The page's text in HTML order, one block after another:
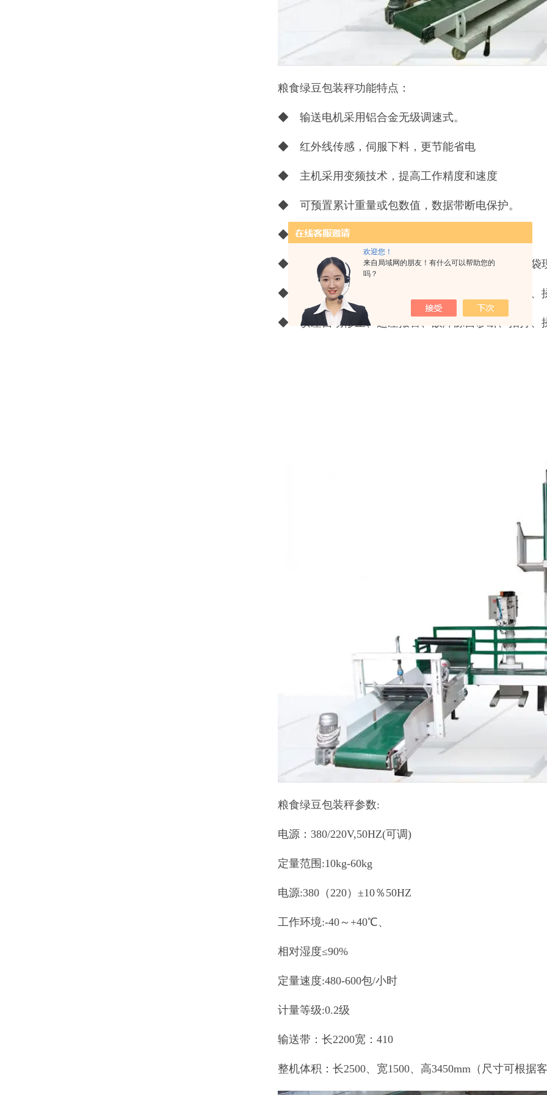
欢迎您！
来自局域网的朋友！有什么可以帮助您的
吗？
粮食绿豆包装秤功能特点：
◆ 输送电机采用铝合金无级调速式。
◆ 红外线传感，伺服下料，更节能省电
◆ 主机采用变频技术，提高工作精度和速度
◆ 可预置累计重量或包数值，数据带断电保护。
◆ 包装秤具有班产、日产、累计产量自动存储
◆ 解决同类产品电动卡打开料袋降落粉料外溢、翻袋
◆ 误差自动修正、超差报警、故障源自诊断、拍打、
◆ 误差自动修正、超差报警、故障源自诊断、拍打、
粮食绿豆包装秤参数:
电源：380/220V,50HZ(可调)
定量范围:10kg-60kg
电源:380（220）±10％50HZ
工作环境:-40～+40℃、
相对湿度≤90%
定量速度:480-600包/小时
计量等级:0.2级
输送带：长2200宽：410
整机体积：长2500、宽1500、高3450mm（尺寸可根据